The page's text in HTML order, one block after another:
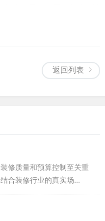
我们将为您提供更好的装
返回列表
修质量和预算控制至关重
合装修行业的真实场...